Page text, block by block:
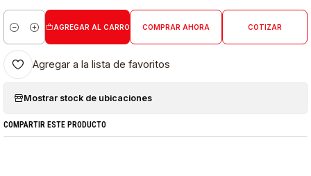
Cantidad
AGREGAR AL CARRO COMPRAR AHORA COTIZAR
Agregar a la lista de favoritos
Mostrar stock de ubicaciones
COMPARTIR ESTE PRODUCTO